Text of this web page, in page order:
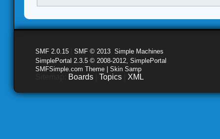
SMF 2.0.15 SMF © 2013 Simple Machines
SimplePortal 2.3.5 © 2008-2012, SimplePortal
SMFSimple.com Theme | Skin Samp
Boards Topics XML